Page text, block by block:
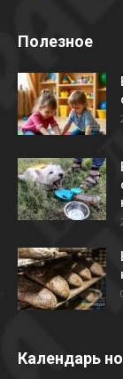
Полезное
Календарь